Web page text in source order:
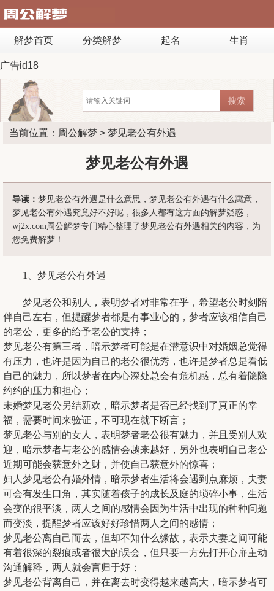
解梦首页 分类解梦 起名 生肖
广告id18
当前位置： 周公解梦 > 梦见老公有外遇
梦见老公有外遇
导读： 梦见老公有外遇是什么意思，梦见老公有外遇有什么寓意，
梦见老公有外遇究竟好不好呢，很多人都有这方面的解梦疑惑，
wj2x.com周公解梦专门精心整理了梦见老公有外遇相关的内容，为
您免费解梦！
1、梦见老公有外遇
梦见老公和别人，表明梦者对非常在乎，希望老公时刻陪
伴自己左右，但提醒梦者都是有事业心的，梦者应该相信自己
的老公，更多的给予老公的支持；
梦见老公有第三者，暗示梦者可能是在潜意识中对婚姻总觉得
有压力，也许是因为自己的老公很优秀，也许是梦者总是看低
自己的魅力，所以梦者在内心深处总会有危机感，总有着隐隐
约约的压力和担心；
未婚梦见老公另结新欢，暗示梦者是否已经找到了真正的幸
福，需要时间来验证，不可现在就下断言；
梦见老公与别的女人，表明梦者老公很有魅力，并且受别人欢
迎，暗示梦者与老公的感情会越来越好，另外也表明自己老公
近期可能会获意外之财，并使自己获意外的惊喜；
妇人梦见老公有婚外情，暗示梦者生活将会遇到点麻烦，夫妻
可会有发生口角，其实随着孩子的成长及庭的琐碎小事，生活
会变的很平淡，两人之间的感情会因为生活中出现的种种问题
而变淡，提醒梦者应该好好珍惜两人之间的感情；
梦见老公离自己而去，但却不知什么缘故，表示夫妻之间可能
有着很深的裂痕或者很大的误会，但只要一方先打开心扉主动
沟通解释，两人就会言归于好；
梦见老公背离自己，并在离去时变得越来越高大，暗示梦者可